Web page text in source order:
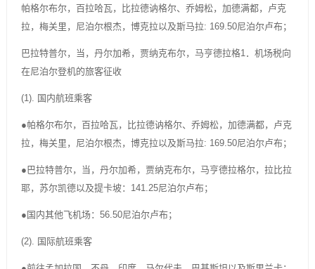
帕格尔布尔，百拉哈瓦，比拉德讷格尔、乔姆松，加德满都，卢克
拉，梅关里，尼泊尔根杰，博克拉以及斯马拉: 169.50尼泊尔卢布；
巴拉特普尔，当，丹尔加希，贾纳克布尔，马亨德拉格1．机场税向
在尼泊尔登机的旅客征收
(1). 国内航班乘客
●帕格尔布尔，百拉哈瓦，比拉德讷格尔、乔姆松，加德满都，卢克
拉，梅关里，尼泊尔根杰，博克拉以及斯马拉: 169.50尼泊尔卢布；
●巴拉特普尔，当，丹尔加希，贾纳克布尔，马亨德拉格尔，拉比拉
耶，苏尔凯德以及提卡坡：141.25尼泊尔卢布；
●国内其他飞机场：56.50尼泊尔卢布；
(2). 国际航班乘客